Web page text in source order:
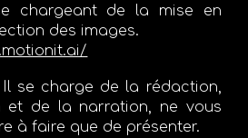
chargeant de la mise en
des images.
Il se charge de la rédaction,
et de la narration, ne vous
à faire que de présenter.